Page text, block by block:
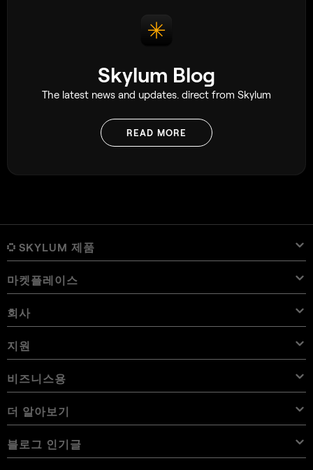
Skylum Blog
The latest news and updates. direct from Skylum
READ MORE
SKYLUM 제품
Luminar Neo
가격
전문가 도구
사용 사례
대체 프로그램
무료 체험판
Luminar Neo User Guide
개요
iPad용 Luminar
iPhone용 Luminar
Vision Pro용 Luminar
Luminar Mobile User Guide
Aperty
개요
가격
Aperty User Guide
온라인 도구
색상 팔레트
마켓플레이스
프리셋
Lightroom 프리셋
Luminar Neo 번들
LUT
Luminar Neo LUT
Aperty LUT
오버레이
하늘 개체
다른 소프트웨어
X 멤버십
하늘
eBook
회사
Skylum 소개
경력
제휴 프로그램
이용약관
지원
문의하기
자주 묻는 질문
쿠키 선택 사항 변경
비즈니스용
비즈니스용 Skylum
볼륨 라이선스
더 알아보기
블로그
블로그 인기글